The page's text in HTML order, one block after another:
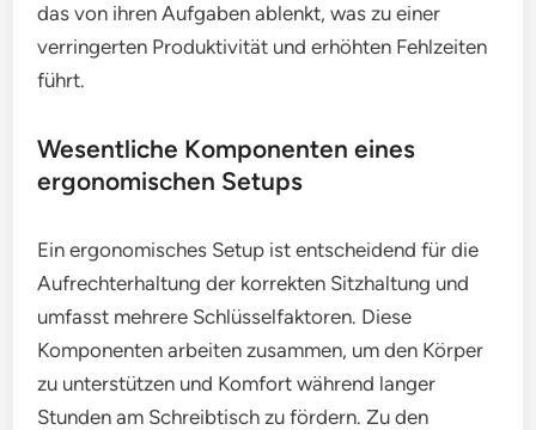
das von ihren Aufgaben ablenkt, was zu einer
verringerten Produktivität und erhöhten Fehlzeiten
führt.
Wesentliche Komponenten eines
ergonomischen Setups
Ein ergonomisches Setup ist entscheidend für die
Aufrechterhaltung der korrekten Sitzhaltung und
umfasst mehrere Schlüsselfaktoren. Diese
Komponenten arbeiten zusammen, um den Körper
zu unterstützen und Komfort während langer
Stunden am Schreibtisch zu fördern. Zu den